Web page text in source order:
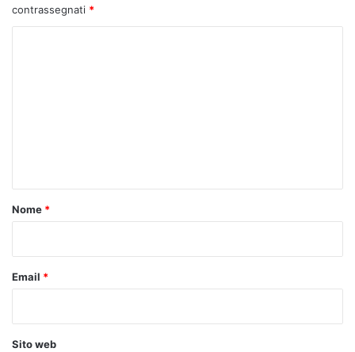
contrassegnati *
o
Nome *
Email *
Sito web